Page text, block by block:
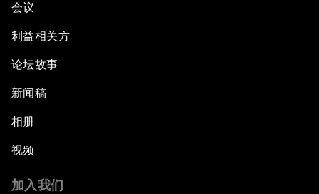
会议
利益相关方
论坛故事
新闻稿
相册
视频
加入我们